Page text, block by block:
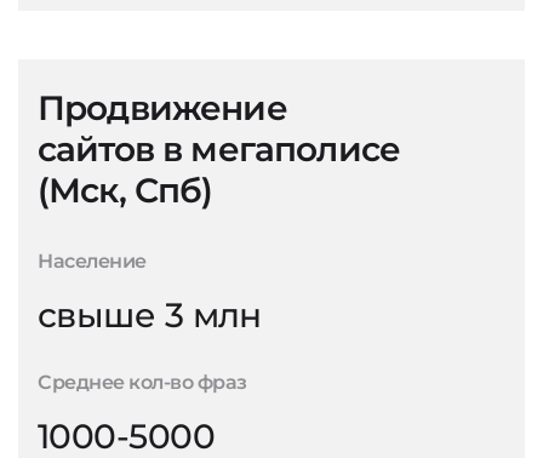
Продвижение
сайтов в мегаполисе
(Мск, Спб)
Население
свыше 3 млн
Среднее кол-во фраз
1000-5000